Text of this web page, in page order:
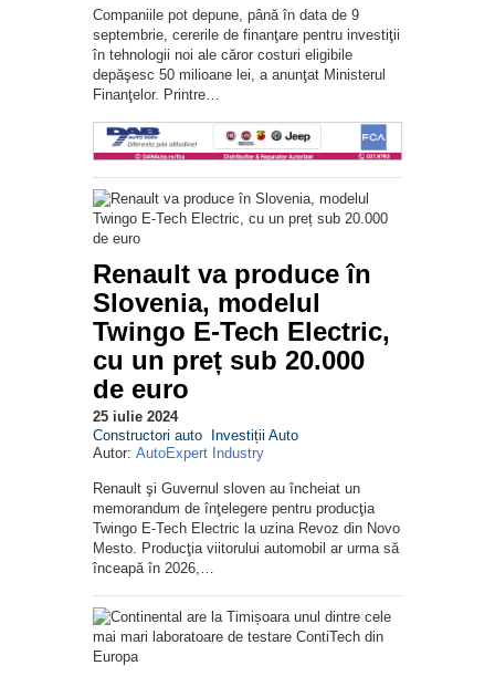
Companiile pot depune, până în data de 9
septembrie, cererile de finanţare pentru investiţii
în tehnologii noi ale căror costuri eligibile
depăşesc 50 milioane lei, a anunţat Ministerul
Finanţelor. Printre…
Renault va produce în
Slovenia, modelul
Twingo E-Tech Electric,
cu un preț sub 20.000
de euro
25 iulie 2024
Constructori auto
Investiții Auto
Autor: AutoExpert Industry
Renault şi Guvernul sloven au încheiat un
memorandum de înţelegere pentru producţia
Twingo E-Tech Electric la uzina Revoz din Novo
Mesto. Producţia viitorului automobil ar urma să
înceapă în 2026,…